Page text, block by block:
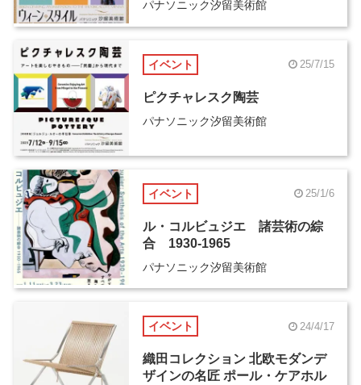
パナソニック汐留美術館
イベント 25/7/15
ピクチャレスク陶芸
パナソニック汐留美術館
イベント 25/1/6
ル・コルビュジエ 諸芸術の綜
合 1930-1965
パナソニック汐留美術館
イベント 24/4/17
織田コレクション 北欧モダンデ
ザインの名匠 ポール・ケアホル